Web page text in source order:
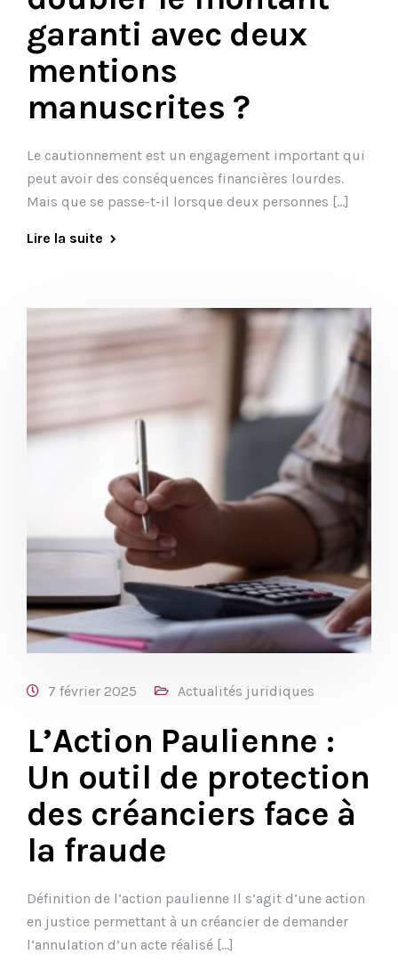
garanti avec deux
mentions
manuscrites ?
Le cautionnement est un engagement important qui
peut avoir des conséquences financières lourdes.
Mais que se passe-t-il lorsque deux personnes […]
Lire la suite
7 février 2025 Actualités juridiques
L’Action Paulienne :
Un outil de protection
des créanciers face à
la fraude
Définition de l’action paulienne Il s’agit d’une action
en justice permettant à un créancier de demander
l’annulation d’un acte réalisé […]